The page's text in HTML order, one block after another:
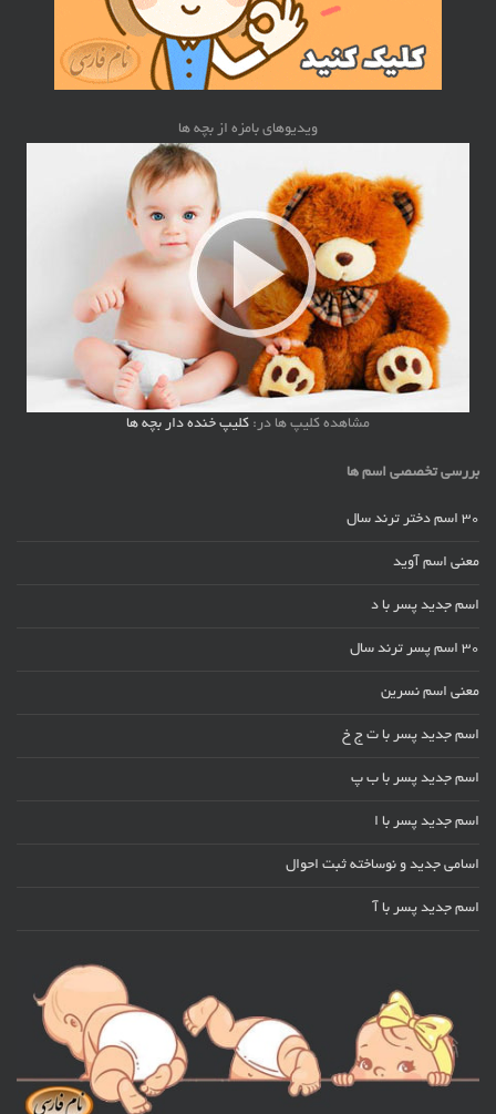
ویدیوهای بامزه از بچه ها
مشاهده کلیپ ها در: کلیپ خنده دار بچه ها
بررسی تخصصی اسم ها
30 اسم دختر ترند سال
معنی اسم آوید
اسم جدید پسر با د
30 اسم پسر ترند سال
معنی اسم نسرین
اسم جدید پسر با ت ج خ
اسم جدید پسر با ب پ
اسم جدید پسر با ا
اسامی جدید و نوساخته ثبت احوال
اسم جدید پسر با آ